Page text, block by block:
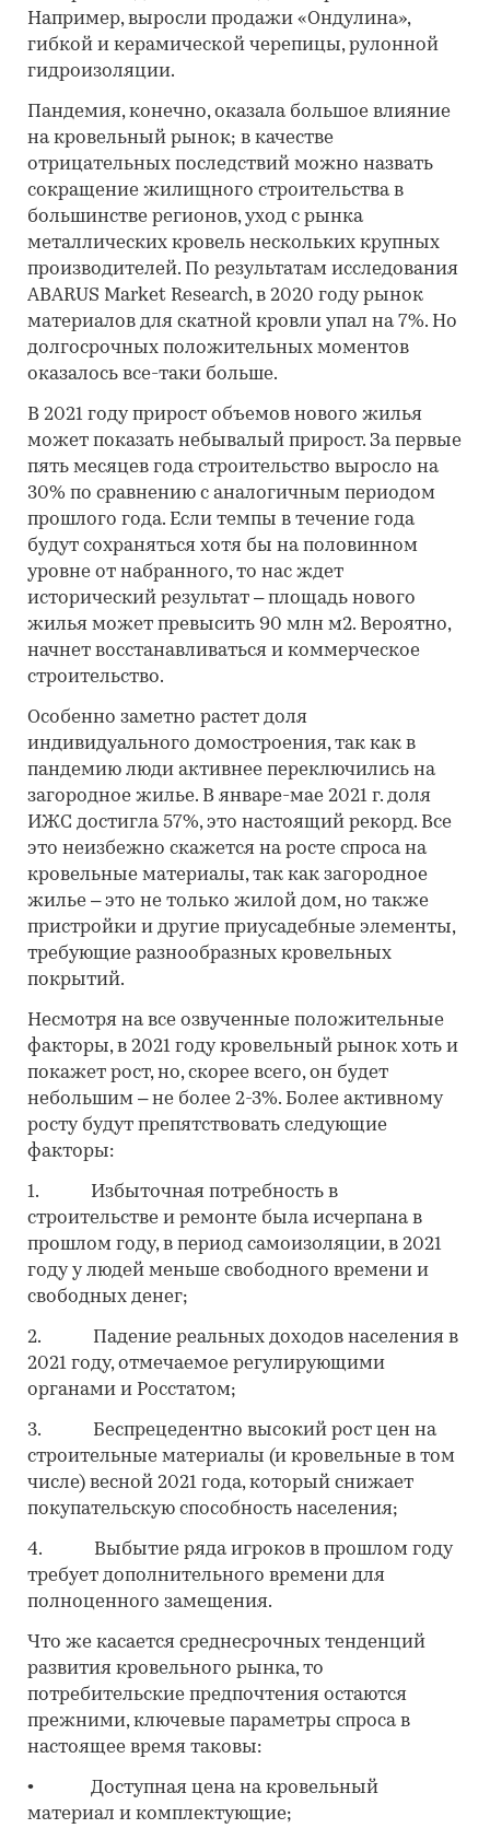
Например, выросли продажи «Ондулина»,
гибкой и керамической черепицы, рулонной
гидроизоляции.
Пандемия, конечно, оказала большое влияние
на кровельный рынок; в качестве
отрицательных последствий можно назвать
сокращение жилищного строительства в
большинстве регионов, уход с рынка
металлических кровель нескольких крупных
производителей. По результатам исследования
ABARUS Market Research, в 2020 году рынок
материалов для скатной кровли упал на 7%. Но
долгосрочных положительных моментов
оказалось все-таки больше.
В 2021 году прирост объемов нового жилья
может показать небывалый прирост. За первые
пять месяцев года строительство выросло на
30% по сравнению с аналогичным периодом
прошлого года. Если темпы в течение года
будут сохраняться хотя бы на половинном
уровне от набранного, то нас ждет
исторический результат – площадь нового
жилья может превысить 90 млн м2. Вероятно,
начнет восстанавливаться и коммерческое
строительство.
Особенно заметно растет доля
индивидуального домостроения, так как в
пандемию люди активнее переключились на
загородное жилье. В январе-мае 2021 г. доля
ИЖС достигла 57%, это настоящий рекорд. Все
это неизбежно скажется на росте спроса на
кровельные материалы, так как загородное
жилье – это не только жилой дом, но также
пристройки и другие приусадебные элементы,
требующие разнообразных кровельных
покрытий.
Несмотря на все озвученные положительные
факторы, в 2021 году кровельный рынок хоть и
покажет рост, но, скорее всего, он будет
небольшим – не более 2-3%. Более активному
росту будут препятствовать следующие
факторы:
1. Избыточная потребность в
строительстве и ремонте была исчерпана в
прошлом году, в период самоизоляции, в 2021
году у людей меньше свободного времени и
свободных денег;
2. Падение реальных доходов населения в
2021 году, отмечаемое регулирующими
органами и Росстатом;
3. Беспрецедентно высокий рост цен на
строительные материалы (и кровельные в том
числе) весной 2021 года, который снижает
покупательскую способность населения;
4. Выбытие ряда игроков в прошлом году
требует дополнительного времени для
полноценного замещения.
Что же касается среднесрочных тенденций
развития кровельного рынка, то
потребительские предпочтения остаются
прежними, ключевые параметры спроса в
настоящее время таковы:
• Доступная цена на кровельный
материал и комплектующие;